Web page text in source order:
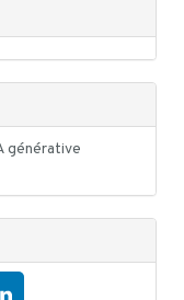
générative